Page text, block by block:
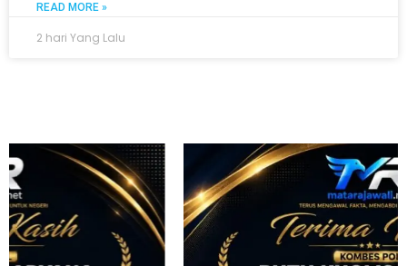
READ MORE »
2 hari Yang Lalu